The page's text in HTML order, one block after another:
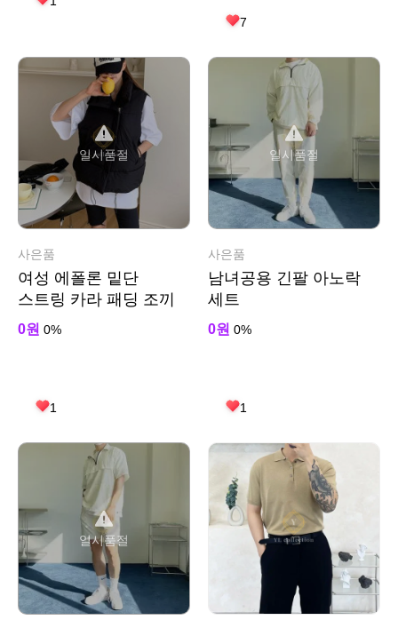
7
일시품절
사은품
여성 에폴론 밑단
스트링 카라 패딩 조끼
0원 0%
1
일시품절
사은품
남녀공용 긴팔 아노락
세트
0원 0%
1
일시품절